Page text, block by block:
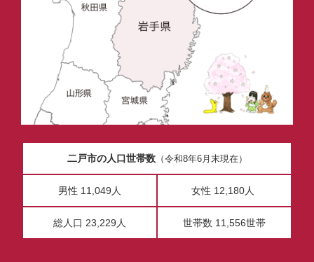
二戸市の人口世帯数（令和8年6月末現在）
男性 11,049人 女性 12,180人
総人口 23,229人 世帯数 11,556世帯